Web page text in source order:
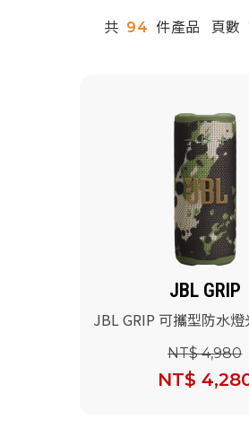
共 94 件產品 頁數
JBL GRIP
JBL GRIP 可攜型防水
NT$ 4,980
NT$